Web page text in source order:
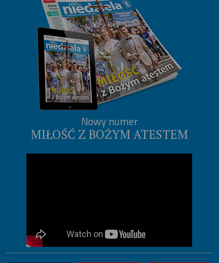
Nowy numer
MIŁOŚĆ Z BOŻYM ATESTEM